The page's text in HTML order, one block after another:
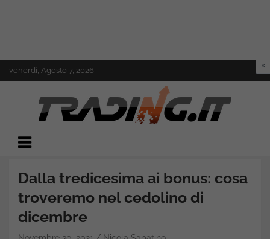
to
venerdì, Agosto 7, 2026
Trading.it
Dalla tredicesima ai bonus: cosa
troveremo nel cedolino di
dicembre